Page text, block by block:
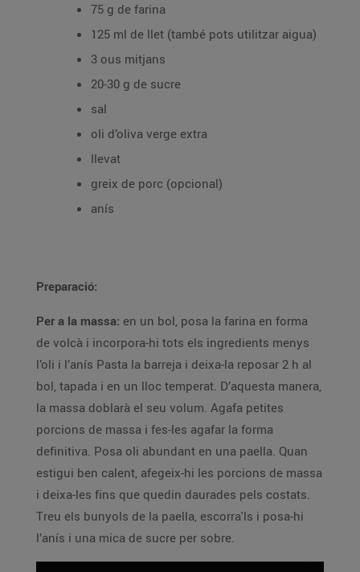
75 g de farina
125 ml de llet (també pots utilitzar aigua)
3 ous mitjans
20-30 g de sucre
sal
oli d’oliva verge extra
llevat
greix de porc (opcional)
anís
Preparació:
Per a la massa: en un bol, posa la farina en forma
de volcà i incorpora-hi tots els ingredients menys
l’oli i l’anís Pasta la barreja i deixa-la reposar 2 h al
bol, tapada i en un lloc temperat. D’aquesta manera,
la massa doblarà el seu volum. Agafa petites
porcions de massa i fes-les agafar la forma
definitiva. Posa oli abundant en una paella. Quan
estigui ben calent, afegeix-hi les porcions de massa
i deixa-les fins que quedin daurades pels costats.
Treu els bunyols de la paella, escorra'ls i posa-hi
l’anís i una mica de sucre per sobre.